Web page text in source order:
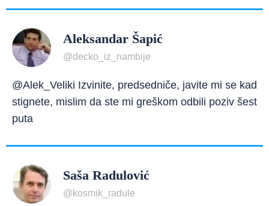
Aleksandar Šapić
@decko_iz_nambije
@Alek_Veliki Izvinite, predsedniče, javite mi se kad
stignete, mislim da ste mi greškom odbili poziv šest
puta
Saša Radulović
@kosmik_radule